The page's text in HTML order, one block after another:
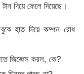
দিয়ে ফেলে দিয়েছে।
হাত দিয়ে কম্পন রোধ
জিজ্ঞেস করল, কে?